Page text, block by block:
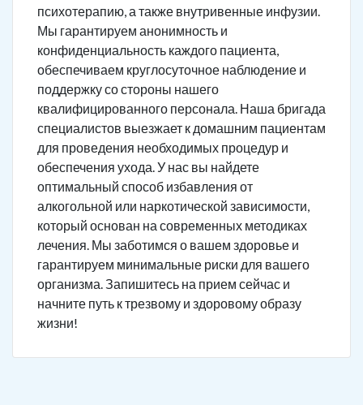
психотерапию, а также внутривенные инфузии.
Мы гарантируем анонимность и
конфиденциальность каждого пациента,
обеспечиваем круглосуточное наблюдение и
поддержку со стороны нашего
квалифицированного персонала. Наша бригада
специалистов выезжает к домашним пациентам
для проведения необходимых процедур и
обеспечения ухода. У нас вы найдете
оптимальный способ избавления от
алкогольной или наркотической зависимости,
который основан на современных методиках
лечения. Мы заботимся о вашем здоровье и
гарантируем минимальные риски для вашего
организма. Запишитесь на прием сейчас и
начните путь к трезвому и здоровому образу
жизни!